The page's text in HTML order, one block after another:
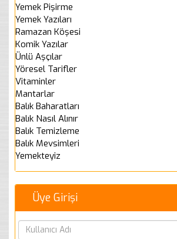
Yemek Pişirme
Yemek Yazıları
Ramazan Köşesi
Komik Yazılar
Ünlü Aşçılar
Yöresel Tarifler
Vitaminler
Mantarlar
Balık Baharatları
Balık Nasıl Alınır
Balık Temizleme
Balık Mevsimleri
Yemekteyiz
Üye Girişi